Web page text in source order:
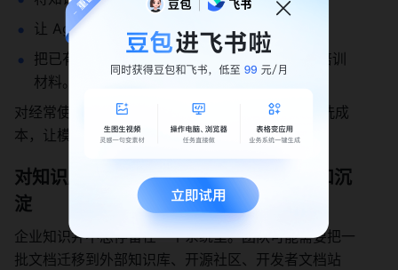
让 Agent 基于项目资料生成周报或复盘；
把已有文档改写成官网文章、帮助中心文档或培训
材料。
对经常使用 AI 的团队来说，这一步能减少格式清洗成
本，让模型更专注于理解内容本身。
对知识库迁移：内容更容易带走、复用和沉
淀
企业知识并不总停留在一个系统里。团队可能需要把一
批文档迁移到外部知识库、开源社区、开发者文档站